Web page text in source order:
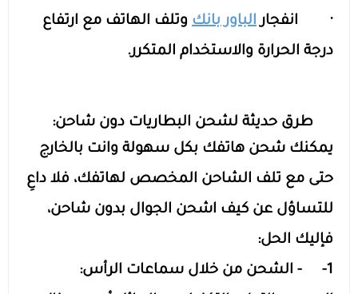
· انفجار الباور بانكوتلف الهاتف مع ارتفاع
درجة الحرارة والاستخدام المتكرر.
طرق حديثة لشحن البطاريات دون شاحن:
يمكنك شحن هاتفك بكل سهولة وانت بالخارج
حتى مع تلف الشاحن المخصص لهاتفك، فلا داعِ
للتساؤل عن كيف اشحن الجوال بدون شاحن،
فإليك الحل:
1- - الشحن من خلال سماعات الرأس: